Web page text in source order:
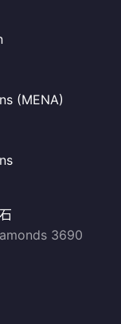
(MENA)
3690